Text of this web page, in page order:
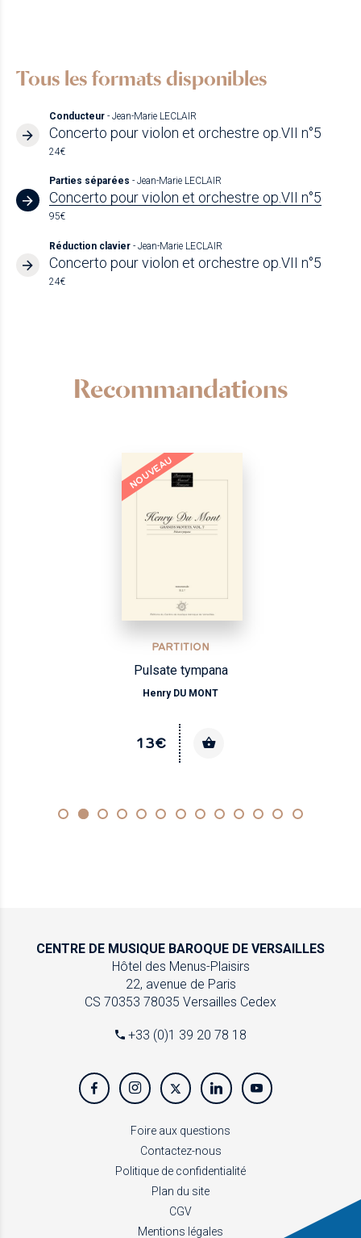
Tous les formats disponibles
Conducteur - Jean-Marie LECLAIR
Concerto pour violon et orchestre op.VII n°5
24€
Parties séparées - Jean-Marie LECLAIR
Concerto pour violon et orchestre op.VII n°5
95€
Réduction clavier - Jean-Marie LECLAIR
Concerto pour violon et orchestre op.VII n°5
24€
Recommandations
NOUVEAU
PARTITION
Pulsate tympana
Henry DU MONT
13€
CENTRE DE MUSIQUE BAROQUE DE VERSAILLES
Hôtel des Menus-Plaisirs
22, avenue de Paris
CS 70353 78035 Versailles Cedex
+33 (0)1 39 20 78 18
Foire aux questions
Contactez-nous
Politique de confidentialité
Plan du site
CGV
Mentions légales